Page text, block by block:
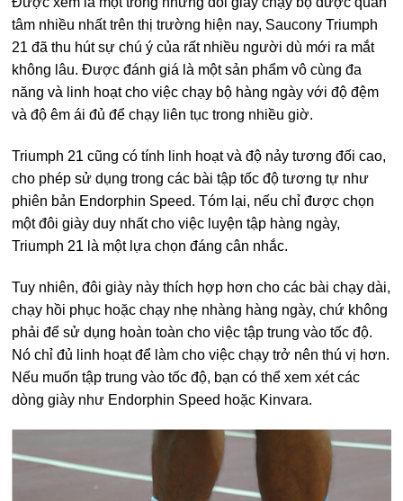
tâm nhiều nhất trên thị trường hiện nay, Saucony Triumph
21 đã thu hút sự chú ý của rất nhiều người dù mới ra mắt
không lâu. Được đánh giá là một sản phẩm vô cùng đa
năng và linh hoạt cho việc chạy bộ hàng ngày với độ đệm
và độ êm ái đủ để chạy liên tục trong nhiều giờ.
Triumph 21 cũng có tính linh hoạt và độ nảy tương đối cao,
cho phép sử dụng trong các bài tập tốc độ tương tự như
phiên bản Endorphin Speed. Tóm lại, nếu chỉ được chọn
một đôi giày duy nhất cho việc luyện tập hàng ngày,
Triumph 21 là một lựa chọn đáng cân nhắc.
Tuy nhiên, đôi giày này thích hợp hơn cho các bài chạy dài,
chạy hồi phục hoặc chạy nhẹ nhàng hàng ngày, chứ không
phải để sử dụng hoàn toàn cho việc tập trung vào tốc độ.
Nó chỉ đủ linh hoạt để làm cho việc chạy trở nên thú vị hơn.
Nếu muốn tập trung vào tốc độ, bạn có thể xem xét các
dòng giày như Endorphin Speed hoặc Kinvara.